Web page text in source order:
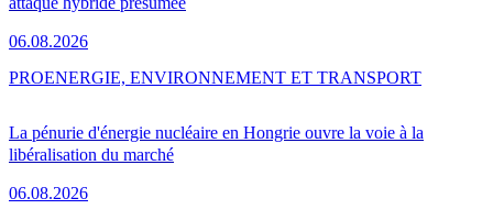
06.08.2026
La pénurie d'énergie nucléaire en Hongrie ouvre la voie à la
libéralisation du marché
06.08.2026
PROENERGIE, ENVIRONNEMENT ET TRANSPORT